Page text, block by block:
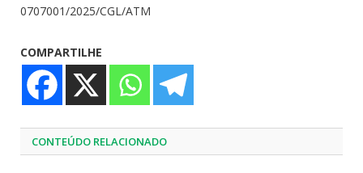
0707001/2025/CGL/ATM
COMPARTILHE
CONTEÚDO RELACIONADO